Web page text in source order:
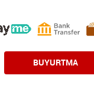
BUYURTMA